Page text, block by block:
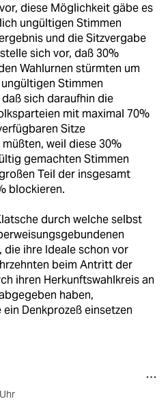
diese Möglichkeit gäbe es
ungültigen Stimmen
und die Sitzvergabe
sich vor, daß 30%
Wahlurnen stürmten um
Stimmen
sich daraufhin die
mit maximal 70%
Sitze
weil diese 30%
gemachten Stimmen
Teil der insgesamt
blockieren.
durch welche selbst
die ihre Ideale schon vor
beim Antritt der
ihren Herkunftswahlkreis an
haben,
Denkprozeß einsetzen